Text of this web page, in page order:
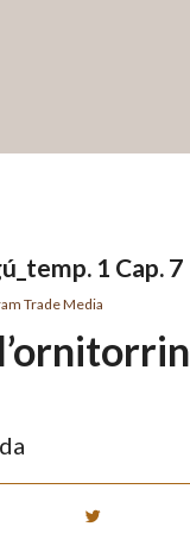
1 Cap. 7
Trade Media